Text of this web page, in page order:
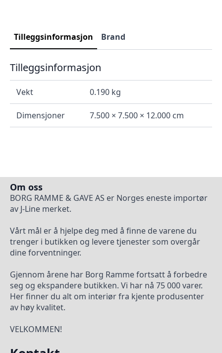
Tilleggsinformasjon Brand
Tilleggsinformasjon
Vekt 0.190 kg
Dimensjoner 7.500 × 7.500 × 12.000 cm
Om oss
BORG RAMME & GAVE AS er Norges eneste importør
av J-Line merket.
Vårt mål er å hjelpe deg med å finne de varene du
trenger i butikken og levere tjenester som overgår
dine forventninger.
Gjennom årene har Borg Ramme fortsatt å forbedre
seg og ekspandere butikken. Vi har nå 75 000 varer.
Her finner du alt om interiør fra kjente produsenter
av høy kvalitet.
VELKOMMEN!